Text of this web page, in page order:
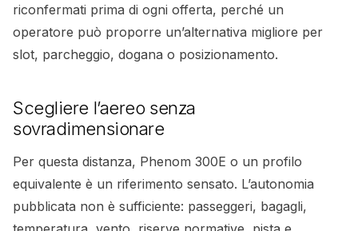
riconfermati prima di ogni offerta, perché un
operatore può proporre un’alternativa migliore per
slot, parcheggio, dogana o posizionamento.
Scegliere l’aereo senza
sovradimensionare
Per questa distanza, Phenom 300E o un profilo
equivalente è un riferimento sensato. L’autonomia
pubblicata non è sufficiente: passeggeri, bagagli,